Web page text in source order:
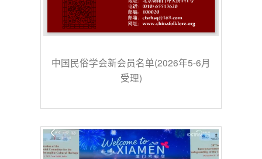
中国民俗学会新会员名单(2026年5-6月
受理)